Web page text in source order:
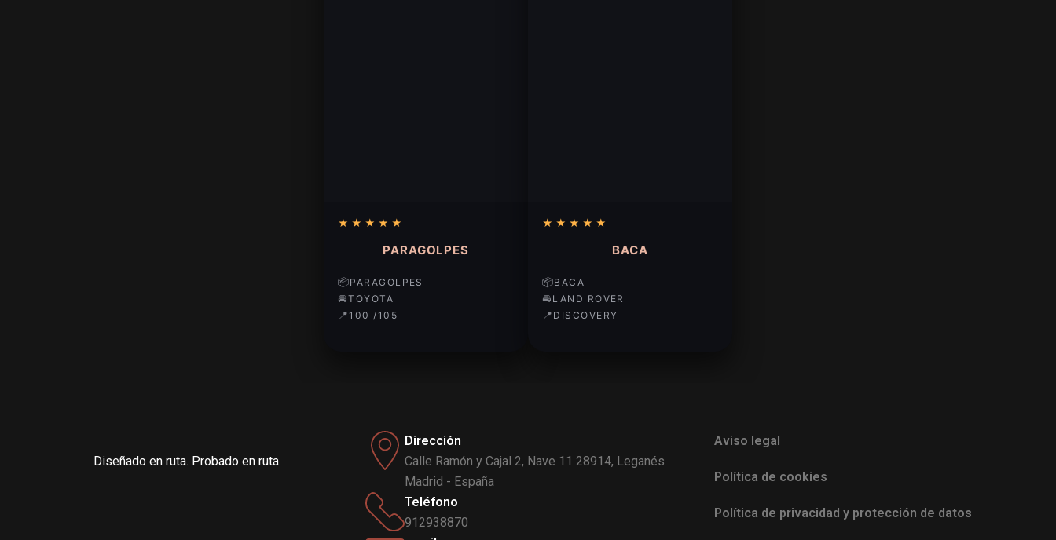
★ ★ ★ ★ ★
PARAGOLPES
📦PARAGOLPES
🚘TOYOTA
📍100 /105
★ ★ ★ ★ ★
BACA
📦BACA
🚘 LAND ROVER
📍 DISCOVERY
Diseñado en ruta. Probado en ruta
Dirección
Calle Ramón y Cajal 2, Nave 11 28914, Leganés
Madrid - España
Teléfono
912938870
Aviso legal
Política de cookies
Política de privacidad y protección de datos